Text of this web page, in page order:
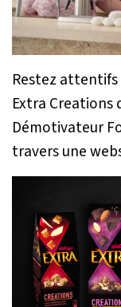
Restez
Extra Creations
Démotivateur
travers une